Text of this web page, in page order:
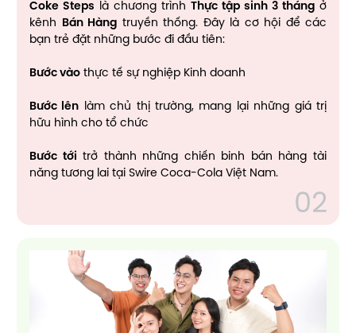
Coke Steps là chương trình Thực tập sinh 3 tháng ở
kênh Bán Hàng truyền thống. Đây là cơ hội để các
bạn trẻ đặt những bước đi đầu tiên:
Bước vào thực tế sự nghiệp Kinh doanh
Bước lên làm chủ thị trường, mang lại những giá trị
hữu hình cho tổ chức
Bước tới trở thành những chiến binh bán hàng tài
năng tương lai tại Swire Coca-Cola Việt Nam.